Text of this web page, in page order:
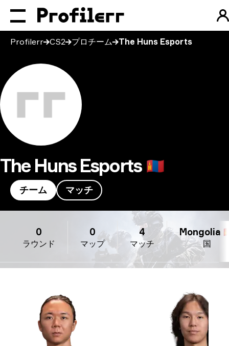
Profilerr CS2 プロチーム The Huns Esports
The Huns Esports 🇲🇳
チーム マッチ
ラウンド
0
マップ
0
マッチ
4
国
Mongolia